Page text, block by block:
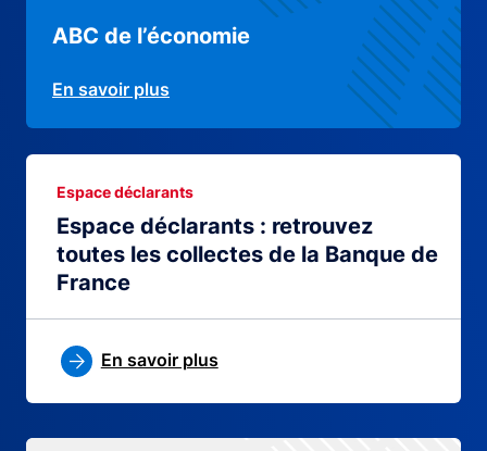
ABC de l’économie
En savoir plus
Espace déclarants : retrouvez
toutes les collectes de la Banque de
France
Espace déclarants
En savoir plus